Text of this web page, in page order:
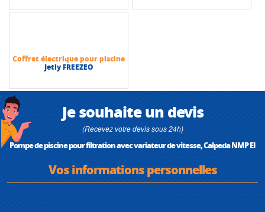
Coffret électrique pour piscine
Jetly FREEZEO
Je souhaite un devis
(Recevez votre devis sous 24h)
Pompe de piscine pour filtration avec variateur de vitesse, Calpeda NMP EI
Vos informations personnelles